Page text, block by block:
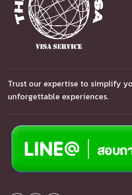
Trust our expertise to simplify
unforgettable experiences.